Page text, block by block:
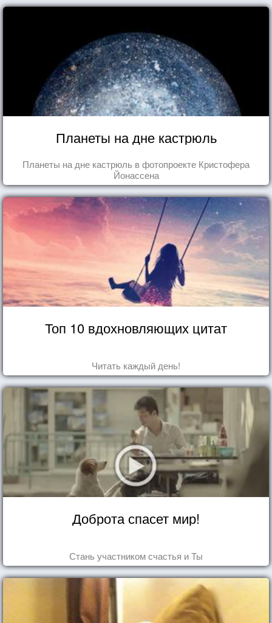
Планеты на дне кастрюль
Планеты на дне кастрюль в фотопроекте Кристофера
Йонассена
Топ 10 вдохновляющих цитат
Читать каждый день!
Доброта спасет мир!
Стань участником счастья и Ты